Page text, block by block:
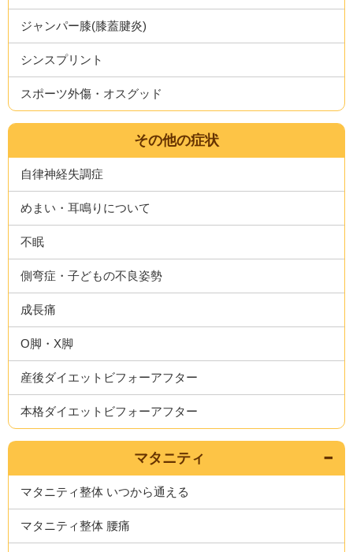
ジャンパー膝(膝蓋腱炎)
シンスプリント
スポーツ外傷・オスグッド
その他の症状
自律神経失調症
めまい・耳鳴りについて
不眠
側弯症・子どもの不良姿勢
成長痛
O脚・X脚
産後ダイエットビフォーアフター
本格ダイエットビフォーアフター
マタニティ
マタニティ整体 いつから通える
マタニティ整体 腰痛